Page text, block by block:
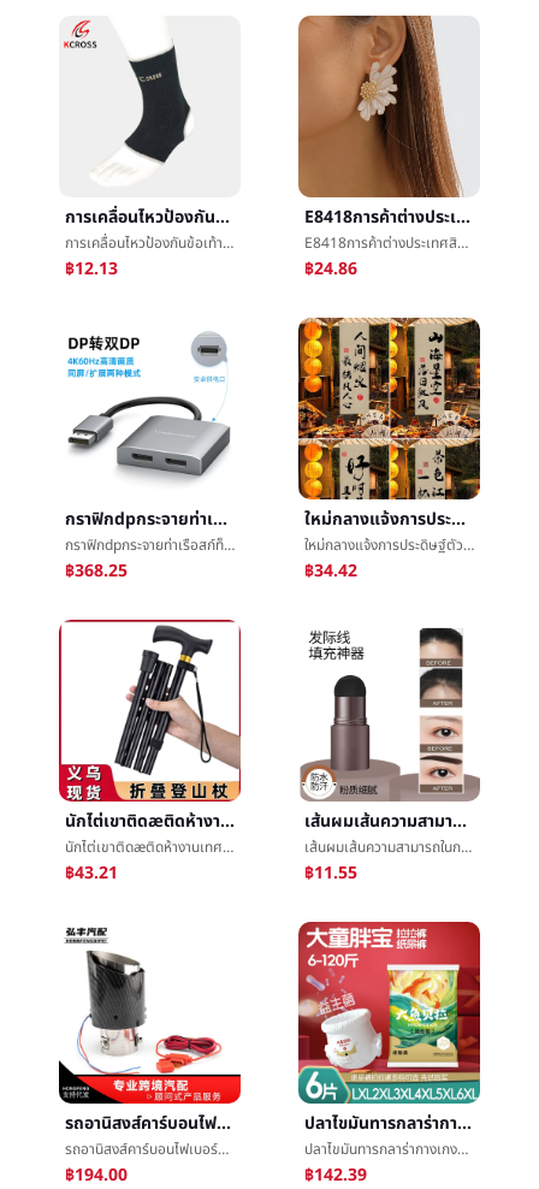
การเคลื่อนไหวป้องกันข้อเท้าการถักบาสเกตบอลนักไต่เขาแบดมินตันฟิตเนสé²ป้องกันป้องกันèข้อเท้าข้อเท้าแพลงชายและหญิงในนามของ
การเคลื่อนไหวป้องกันข้อเท้าการถักบาสเกตบอลนักไต่เขาแบดมินตันฟิตเนสé²ป้องกันป้องกันèข้อเท้าข้อเท้าแพลงชายและหญิงในนามของ
฿12.13
E8418การค้าต่างประเทศสินค้าใหม่ต่างหูยุโรปRetroโลหะผสมดอกไม้ต่างหูหญิงอารมณ์เส้นดอกไม้ต่างหู
E8418การค้าต่างประเทศสินค้าใหม่ต่างหูยุโรปRetroโลหะผสมดอกไม้ต่างหูหญิงอารมณ์เส้นดอกไม้ต่างหู
฿24.86
กราฟิกdpกระจายท่าเรือสก์ท็อปHDMIกระจายImplementDPนาทีสองเพิ่มขึ้นแสดงç¤ºImplementคอมพิวเตอร์ต่างแสดงนาทีจอภาพImplement
กราฟิกdpกระจายท่าเรือสก์ท็อปHDMIกระจายImplementDPนาทีสองเพิ่มขึ้นแสดงç¤ºImplementคอมพิวเตอร์ต่างแสดงนาทีจอภาพImplement
฿368.25
ใหม่กลางแจ้งการประดิษฐ์ตัวอักษรแขวนผ้าล้อมรอบเตาหลอมโลหะปรุงอาหารชาเครื่องประดับèæ¯ผ้าæ°ล้อมรอบความรู้สึกBBผ้าç½®การโฆษณาแผงลอยผ้าå¸
ใหม่กลางแจ้งการประดิษฐ์ตัวอักษรแขวนผ้าล้อมรอบเตาหลอมโลหะปรุงอาหารชาเครื่องประดับèæ¯ผ้าæ°ล้อมรอบความรู้สึกBBผ้าç½®การโฆษณาแผงลอยผ้าå¸
฿34.42
นักไต่เขาติดæติดห้างานเทศกาลชายและหญิงย่อหน้าการท่องเที่ยวพับย่อหน้าสั้นเกินขีดการต่อสู้ชายและหญิงยืดè°งานเทศกาลติดโดยการเดินเท้า
นักไต่เขาติดæติดห้างานเทศกาลชายและหญิงย่อหน้าการท่องเที่ยวพับย่อหน้าสั้นเกินขีดการต่อสู้ชายและหญิงยืดè°งานเทศกาลติดโดยการเดินเท้า
฿43.21
เส้นผมเส้นความสามารถในการซ่อมเงาผงแก้ไขการกรอกผมผงครีมใหม่สิ่งประดิษฐ์ปกการทำให้บริสุทธิ์สูงหน้าผากเงาปากกาหญิง
เส้นผมเส้นความสามารถในการซ่อมเงาผงแก้ไขการกรอกผมผงครีมใหม่สิ่งประดิษฐ์ปกการทำให้บริสุทธิ์สูงหน้าผากเงาปากกาหญิง
฿11.55
รถอานิสงส์คาร์บอนไฟเบอร์แสงหางคอวงดนตรีอุณหภูมิLEDแสงอานิสงส์รถท่อไอเสียต้องเปิดหางคอ
รถอานิสงส์คาร์บอนไฟเบอร์แสงหางคอวงดนตรีอุณหภูมิLEDแสงอานิสงส์รถท่อไอเสียต้องเปิดหางคอ
฿194.00
ปลาไขมันทารกลาร่ากางเกง5XLใหญ่หายใจจำนวนçº¸ปัสสาวะกางเกงXXXXLใหญ่รหัสปัสสาวะไม่เปียกสำหรับการใช้ในยามค่ำอุปกรณ์ทดลองใช้
ปลาไขมันทารกลาร่ากางเกง5XLใหญ่หายใจจำนวนçº¸ปัสสาวะกางเกงXXXXLใหญ่รหัสปัสสาวะไม่เปียกสำหรับการใช้ในยามค่ำอุปกรณ์ทดลองใช้
฿142.39